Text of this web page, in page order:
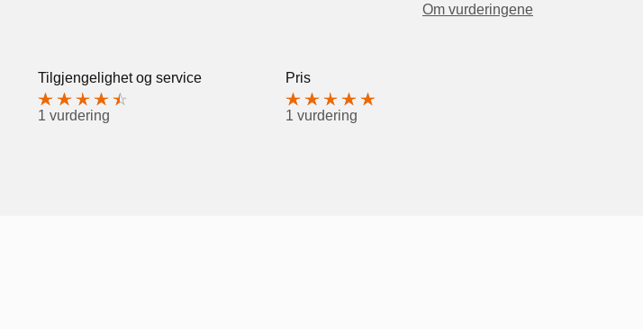
Om vurderingene
Tilgjengelighet og service
1 vurdering
Pris
1 vurdering